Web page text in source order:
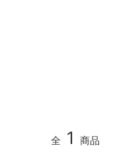
全 1 商品